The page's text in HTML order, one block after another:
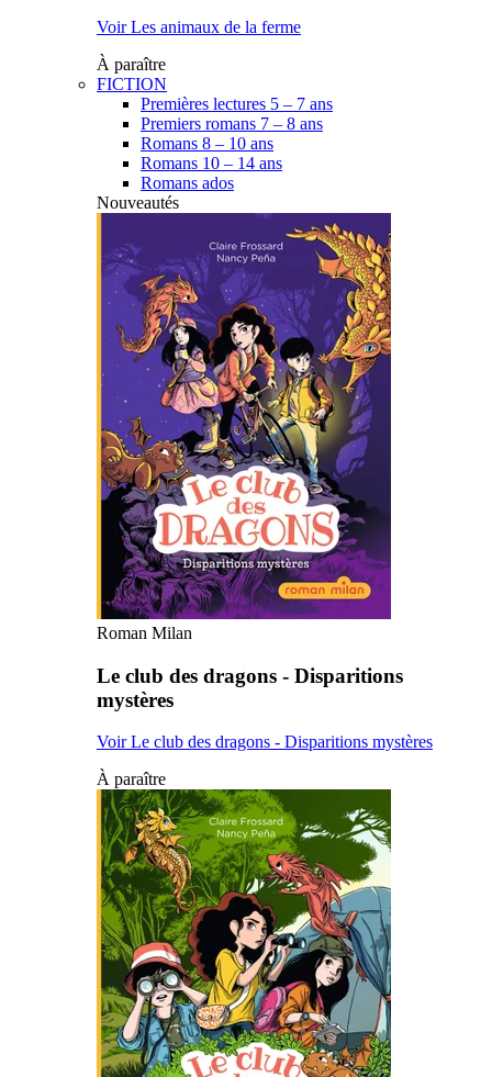
Voir Les animaux de la ferme
À paraître
FICTION
Premières lectures 5 – 7 ans
Premiers romans 7 – 8 ans
Romans 8 – 10 ans
Romans 10 – 14 ans
Romans ados
Nouveautés
Roman Milan
Le club des dragons - Disparitions
mystères
Voir Le club des dragons - Disparitions mystères
À paraître